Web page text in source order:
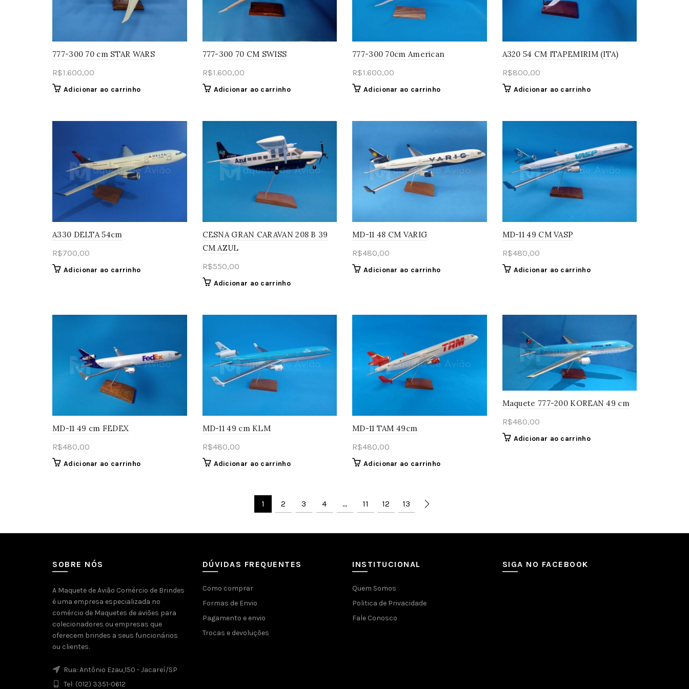
777-300 70 cm STAR WARS
R$1.600,00
Adicionar ao carrinho
777-300 70 CM SWISS
R$1.600,00
Adicionar ao carrinho
777-300 70cm American
R$1.600,00
Adicionar ao carrinho
A320 54 CM ITAPEMIRIM (ITA)
R$800,00
Adicionar ao carrinho
A330 DELTA 54cm
R$700,00
Adicionar ao carrinho
CESNA GRAN CARAVAN 208 B 39
CM AZUL
R$550,00
Adicionar ao carrinho
MD-11 48 CM VARIG
R$480,00
Adicionar ao carrinho
MD-11 49 CM VASP
R$480,00
Adicionar ao carrinho
MD-11 49 cm FEDEX
R$480,00
Adicionar ao carrinho
MD-11 49 cm KLM
R$480,00
Adicionar ao carrinho
MD-11 TAM 49cm
R$480,00
Adicionar ao carrinho
Maquete 777-200 KOREAN 49 cm
R$480,00
Adicionar ao carrinho
1 2 3 4 … 11 12 13
SOBRE NÓS
A Maquete de Avião Comércio de Brindes
é uma empresa especializada no
comércio de Maquetes de aviões para
colecionadores ou empresas que
oferecem brindes a seus funcionários
ou clientes.
Rua: Antônio Ezau,150 - Jacareí/SP
Tel: (012) 3351-0612
DÚVIDAS FREQUENTES
Como comprar
Formas de Envio
Pagamento e envio
Trocas e devoluções
INSTITUCIONAL
Quem Somos
Politica de Privacidade
Fale Conosco
SIGA NO FACEBOOK